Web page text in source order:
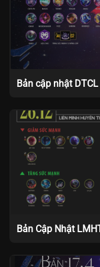
Bản cập nhật
Bản Cập Nhật